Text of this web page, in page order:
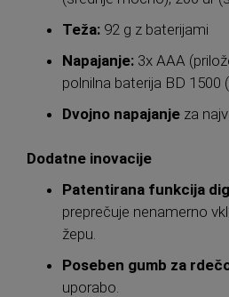
Teža: 92 g z baterijami
Napajanje: 3x AAA
polnilna baterija BD 1500
Dvojno napajanje za
Dodatne inovacije
Patentirana funkcija
preprečuje nenamerno
žepu.
Poseben gumb za
uporabo.